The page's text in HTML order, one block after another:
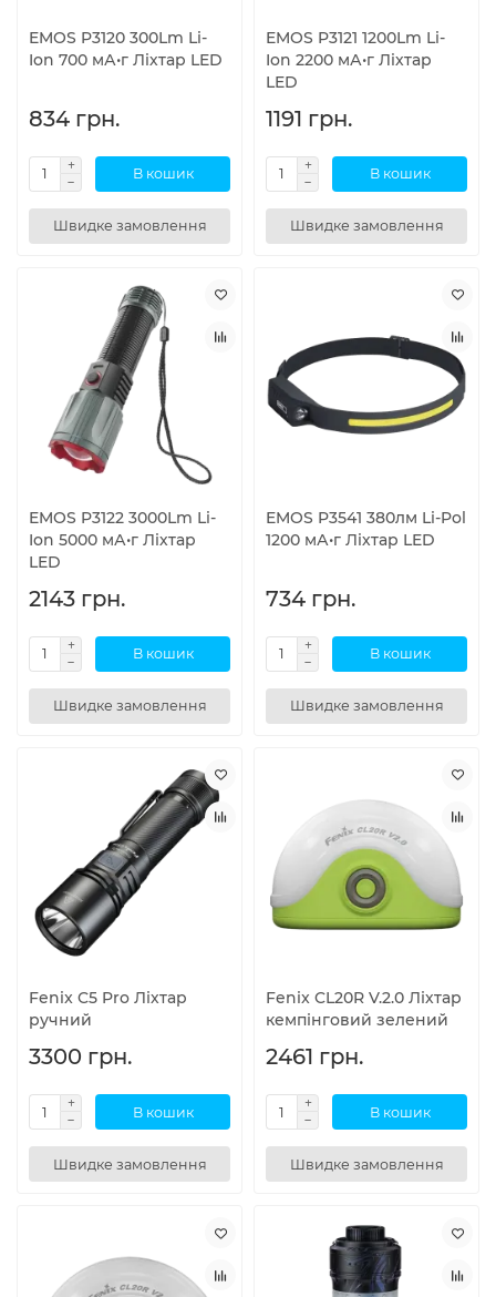
EMOS P3120 300Lm Li-
Ion 700 мА•г Лiхтар LED
834 грн.
В кошик
Швидке замовлення
EMOS P3121 1200Lm Li-
Ion 2200 мА•г Лiхтар
LED
1191 грн.
В кошик
Швидке замовлення
EMOS P3122 3000Lm Li-
Ion 5000 мА•г Лiхтар
LED
2143 грн.
В кошик
Швидке замовлення
EMOS P3541 380лм Li-Pol
1200 мА•г Лiхтар LED
734 грн.
В кошик
Швидке замовлення
Fenix C5 Pro Ліхтар
ручний
3300 грн.
В кошик
Швидке замовлення
Fenix CL20R V.2.0 Ліхтар
кемпінговий зелений
2461 грн.
В кошик
Швидке замовлення